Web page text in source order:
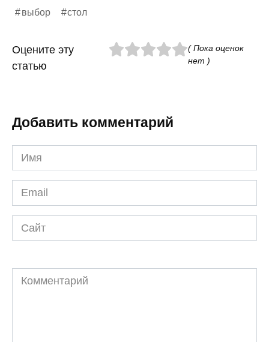
выбор стол
Оцените эту
статью
( Пока оценок
нет )
Добавить комментарий
Имя
*
Email
*
Сайт
Комментарий